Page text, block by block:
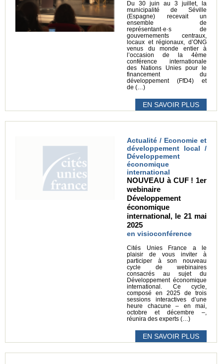
Du 30 juin au 3 juillet, la
municipalité de Séville
(Espagne) recevait un
ensemble de
représentant·e·s de
gouvernements centraux,
locaux et régionaux, d’ONG
venus du monde entier à
l’occasion de la 4ème
conférence internationale
des Nations Unies pour le
financement du
développement (FfD4) et
de (…)
EN SAVOIR PLUS
Actualité / Economie et
développement local /
Développement
économique
international
NOUVEAU à CUF ! 1er
webinaire
Développement
économique
international, le 21 mai
2025
en visioconférence
Cités Unies France a le
plaisir de vous inviter à
participer à son nouveau
cycle de webinaires
consacrés au sujet du
Développement économique
international. Ce cycle,
composé en 2025 de trois
sessions interactives d’une
heure chacune – en mai,
octobre et décembre –,
réunira des experts (…)
EN SAVOIR PLUS